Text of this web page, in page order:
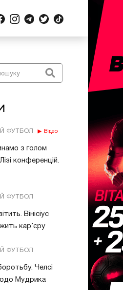
ФУТБОЛ Відео
з голом
конференцій.
ФУТБОЛ
Вінісіус
кар’єру
ФУТБОЛ
Челсі
Мудрика